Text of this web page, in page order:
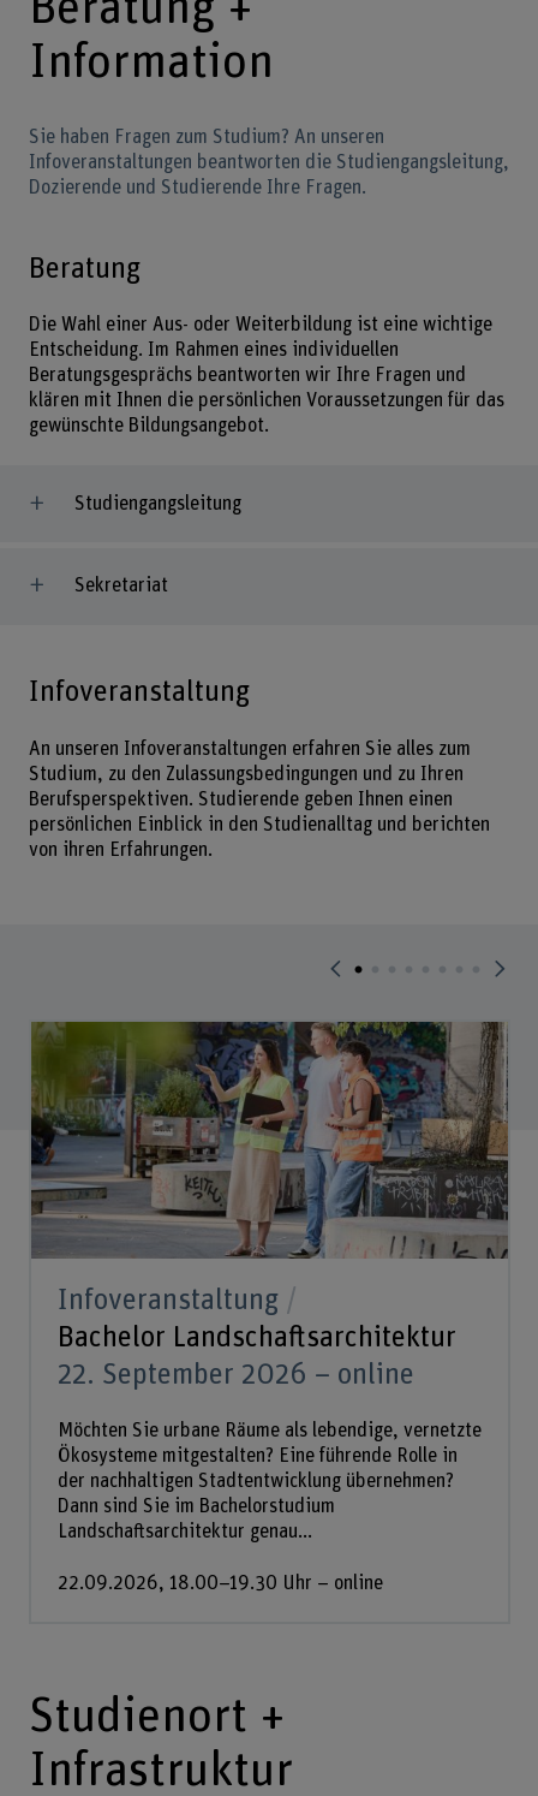
Information
Sie haben Fragen zum Studium? An unseren
Infoveranstaltungen beantworten die Studiengangsleitung,
Dozierende und Studierende Ihre Fragen.
Beratung
Die Wahl einer Aus- oder Weiterbildung ist eine wichtige
Entscheidung. Im Rahmen eines individuellen
Beratungsgesprächs beantworten wir Ihre Fragen und
klären mit Ihnen die persönlichen Voraussetzungen für das
gewünschte Bildungsangebot.
Studiengangsleitung
Sekretariat
Infoveranstaltung
An unseren Infoveranstaltungen erfahren Sie alles zum
Studium, zu den Zulassungsbedingungen und zu Ihren
Berufsperspektiven. Studierende geben Ihnen einen
persönlichen Einblick in den Studienalltag und berichten
von ihren Erfahrungen.
Infoveranstaltung
Bachelor Landschaftsarchitektur
22. September 2026 – online
Möchten Sie urbane Räume als lebendige, vernetzte
Ökosysteme mitgestalten? Eine führende Rolle in
der nachhaltigen Stadtentwicklung übernehmen?
Dann sind Sie im Bachelorstudium
Landschaftsarchitektur genau...
22.09.2026, 18.00–19.30 Uhr – online
Studienort +
Infrastruktur